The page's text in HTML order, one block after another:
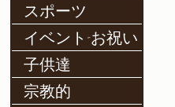
スポーツ
イベント-お祝い
子供達
宗教的